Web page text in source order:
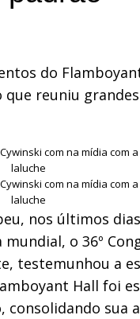
do
que reuniu
com na mídia com a
laluche
com na mídia com a
laluche
nos últimos
o 36º
testemunhou a
Hall foi
consolidando sua